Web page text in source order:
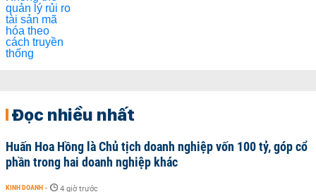
Đọc nhiều nhất
Huấn Hoa Hồng là Chủ tịch doanh nghiệp vốn 100 tỷ, góp cổ
phần trong hai doanh nghiệp khác
KINH DOANH - 4 giờ trước